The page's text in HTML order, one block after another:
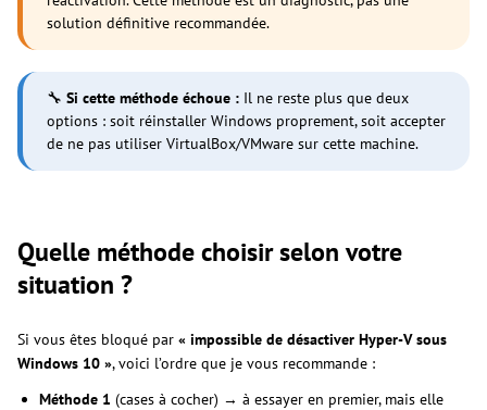
solution définitive recommandée.
🔧 Si cette méthode échoue : Il ne reste plus que deux
options : soit réinstaller Windows proprement, soit accepter
de ne pas utiliser VirtualBox/VMware sur cette machine.
Quelle méthode choisir selon votre
situation ?
Si vous êtes bloqué par « impossible de désactiver Hyper-V sous
Windows 10 », voici l’ordre que je vous recommande :
Méthode 1 (cases à cocher) → à essayer en premier, mais elle